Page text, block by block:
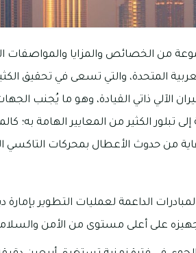
من الخصائص والمزايا والمواصفات
المتحدة، والتي تسعى في تحقيق
الآلي ذاتي القيادة، وهو ما يُجنب
تبلور الكثير من المعايير الهامة به؛
من حدوث الأعطال بمحركات التاكسي
الداعمة لعمليات التطوير
على أعلى مستوى من الأمن